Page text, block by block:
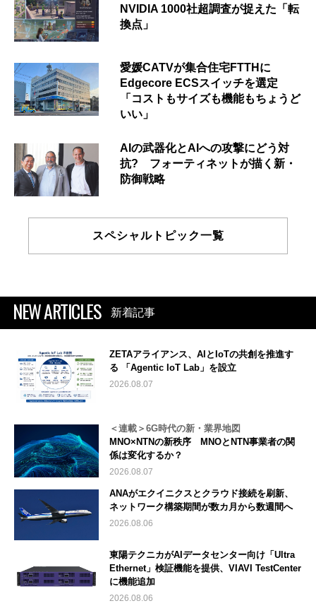
NVIDIA 1000社超調査が捉えた「転
換点」
愛媛CATVが集合住宅FTTHに
Edgecore ECSスイッチを選定
「コストもサイズも機能もちょうど
いい」
AIの武器化とAIへの攻撃にどう対
抗? フォーティネットが描く新・
防御戦略
スペシャルトピック一覧
NEW ARTICLES 新着記事
ZETAアライアンス、AIとIoTの共創を推進す
る 「Agentic IoT Lab」を設立
2026.08.07
＜連載＞6G時代の新・業界地図
MNO×NTNの新秩序 MNOとNTN事業者の関
係は変化するか？
2026.08.07
ANAがエクイニクスとクラウド接続を刷新、
ネットワーク構築期間が数カ月から数週間へ
2026.08.06
東陽テクニカがAIデータセンター向け「Ultra
Ethernet」検証機能を提供、VIAVI TestCenter
に機能追加
2026.08.06